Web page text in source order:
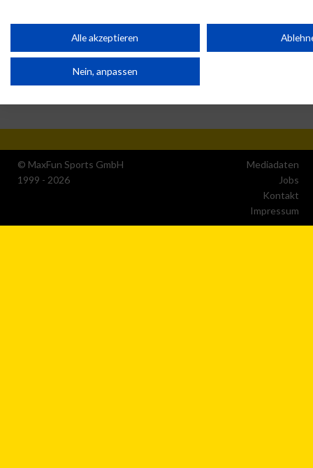
© MaxFun Sports GmbH
1999 - 2026
Mediadaten
Jobs
Kontakt
Impressum
Partnerliste anzeigen (1 IAB-Anbieter)
Wir nutzen Ihre Daten für folgende Zwecke:
IAB-Verarbeitungszwecke:
Alle akzeptieren
Nein, anpassen